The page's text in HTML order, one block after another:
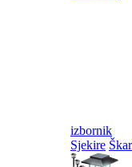
izbornik
Sjekire